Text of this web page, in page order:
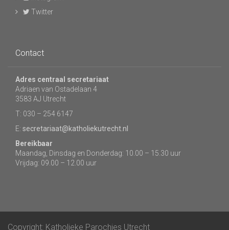
Twitter
Contact
Adres centraal secretariaat
Adriaen van Ostadelaan 4
3583 AJ Utrecht
T: 030 – 254 6147
E: secretariaat@katholiekutrecht.nl
Bereikbaar
Maandag, Dinsdag en Donderdag: 10.00 – 15.30 uur
Vrijdag: 09.00 – 12.00 uur
Copyright: Katholieke Parochies Utrecht